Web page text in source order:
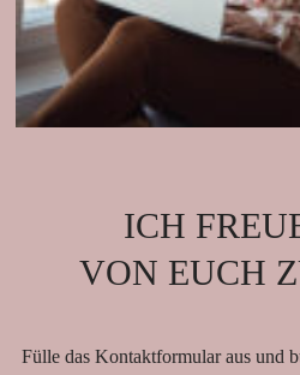
ICH
VON EUCH
Fülle das Kontaktformular aus und